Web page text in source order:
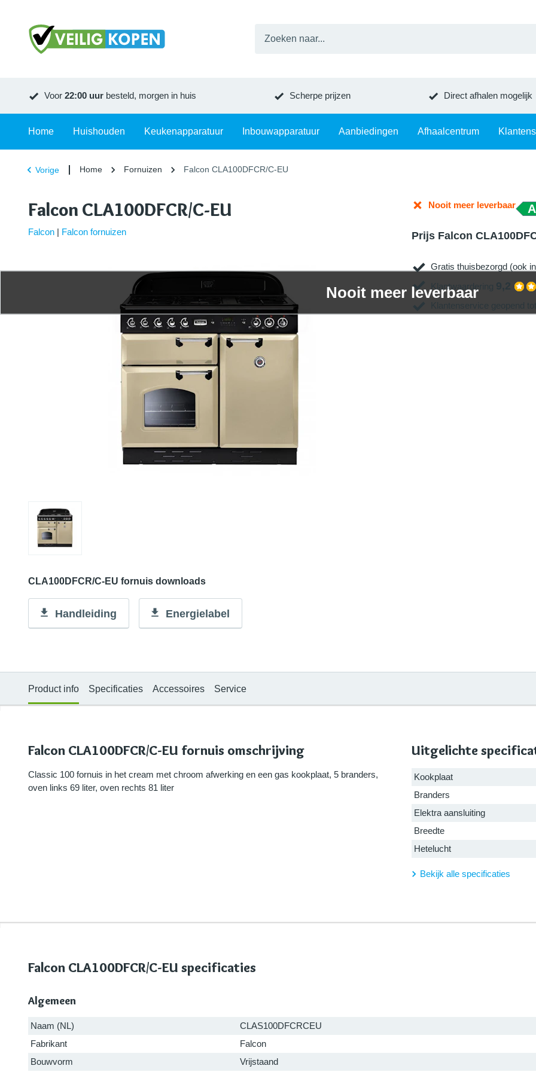
Voor 22:00 uur besteld, morgen in huis Scherpe prijzen Direct afhalen mogelijk
Home Huishouden Keukenapparatuur Inbouwapparatuur Aanbiedingen Afhaalcentrum
Vorige Home Fornuizen Falcon CLA100DFCR/C-EU
Falcon CLA100DFCR/C-EU
Falcon | Falcon fornuizen
Nooit meer leverbaar
CLA100DFCR/C-EU fornuis downloads
Handleiding Energielabel
Nooit meer leverbaar A
Prijs Falcon
Gratis thuisbezorgd (ook
Klantwaardering 9,2
Klantenservice geopend tot
Product info Specificaties Accessoires Service
Falcon CLA100DFCR/C-EU fornuis omschrijving
Classic 100 fornuis in het cream met chroom afwerking en een gas kookplaat, 5 branders,
oven links 69 liter, oven rechts 81 liter
Uitgelichte
Kookplaat
Branders
Elektra aansluiting
Breedte
Hetelucht
Bekijk alle specificaties
Falcon CLA100DFCR/C-EU specificaties
Algemeen
Naam (NL)
CLAS100DFCRCEU
Fabrikant
Falcon
Bouwvorm
Vrijstaand